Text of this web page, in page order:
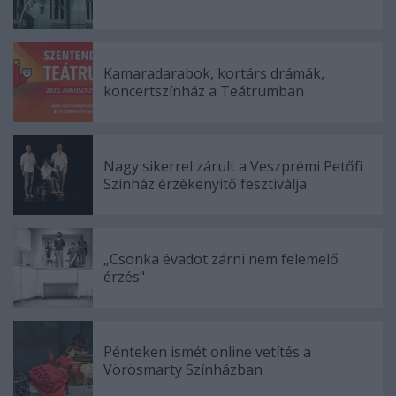
Kamaradarabok, kortárs drámák,
koncertszínház a Teátrumban
Nagy sikerrel zárult a Veszprémi Petőfi
Színház érzékenyítő fesztiválja
„Csonka évadot zárni nem felemelő
érzés"
Pénteken ismét online vetítés a
Vörösmarty Színházban